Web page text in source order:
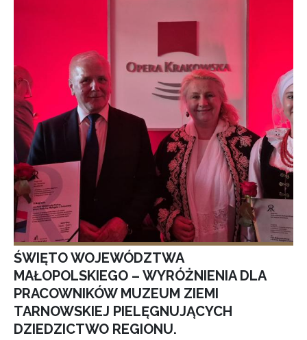
ŚWIĘTO WOJEWÓDZTWA
MAŁOPOLSKIEGO – WYRÓŻNIENIA DLA
PRACOWNIKÓW MUZEUM ZIEMI
TARNOWSKIEJ PIELĘGNUJĄCYCH
DZIEDZICTWO REGIONU.